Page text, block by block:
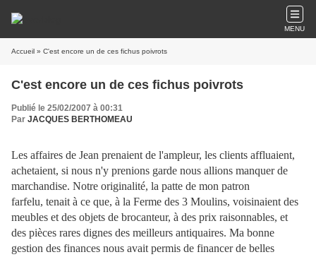
MENU
Accueil » C'est encore un de ces fichus poivrots
C'est encore un de ces fichus poivrots
Publié le 25/02/2007 à 00:31
Par JACQUES BERTHOMEAU
Les affaires de Jean prenaient de l'ampleur, les clients affluaient,
achetaient, si nous n'y prenions garde nous allions manquer de
marchandise. Notre originalité, la patte de mon patron
farfelu, tenait à ce que, à la Ferme des 3 Moulins, voisinaient des
meubles et des objets de brocanteur, à des prix raisonnables, et
des pièces rares dignes des meilleurs antiquaires. Ma bonne
gestion des finances nous avait permis de financer de belles